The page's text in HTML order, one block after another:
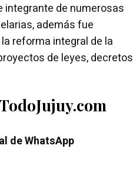
integrante de numerosas
además fue
reforma integral de la
de leyes, decretos
de WhatsApp